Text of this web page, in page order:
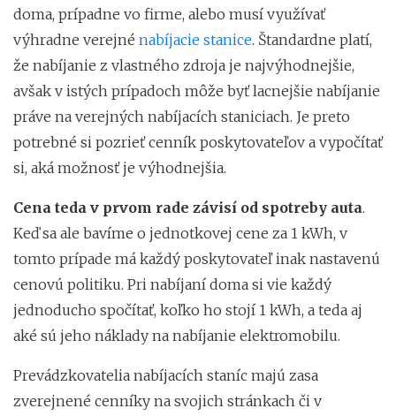
doma, prípadne vo firme, alebo musí využívať
výhradne verejné nabíjacie stanice. Štandardne platí,
že nabíjanie z vlastného zdroja je najvýhodnejšie,
avšak v istých prípadoch môže byť lacnejšie nabíjanie
práve na verejných nabíjacích staniciach. Je preto
potrebné si pozrieť cenník poskytovateľov a vypočítať
si, aká možnosť je výhodnejšia.
Cena teda v prvom rade závisí od spotreby auta.
Keď sa ale bavíme o jednotkovej cene za 1 kWh, v
tomto prípade má každý poskytovateľ inak nastavenú
cenovú politiku. Pri nabíjaní doma si vie každý
jednoducho spočítať, koľko ho stojí 1 kWh, a teda aj
aké sú jeho náklady na nabíjanie elektromobilu.
Prevádzkovatelia nabíjacích staníc majú zasa
zverejnené cenníky na svojich stránkach či v